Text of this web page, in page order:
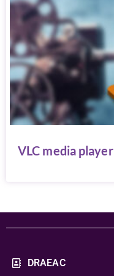
VLC media player
DRAEAC